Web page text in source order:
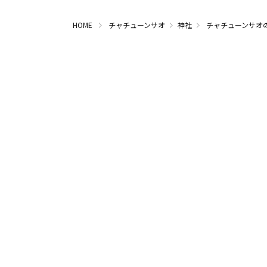
HOME チャチューンサオ 神社 チャチューンサオ